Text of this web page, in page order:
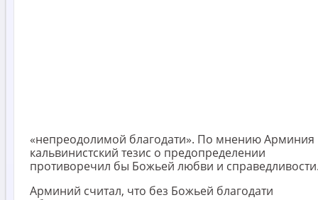
«непреодолимой благодати». По мнению Арминия
кальвинистский тезис о предопределении
противоречил бы Божьей любви и
Арминий считал, что без Божьей благодати